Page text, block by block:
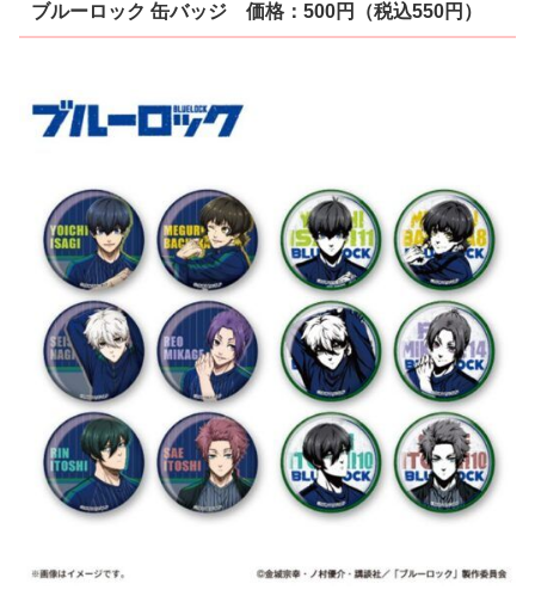
ブルーロック 缶バッジ 価格：500円（税込550円）